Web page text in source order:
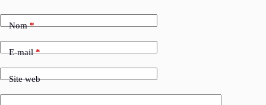
Nom*
E-mail*
Site web